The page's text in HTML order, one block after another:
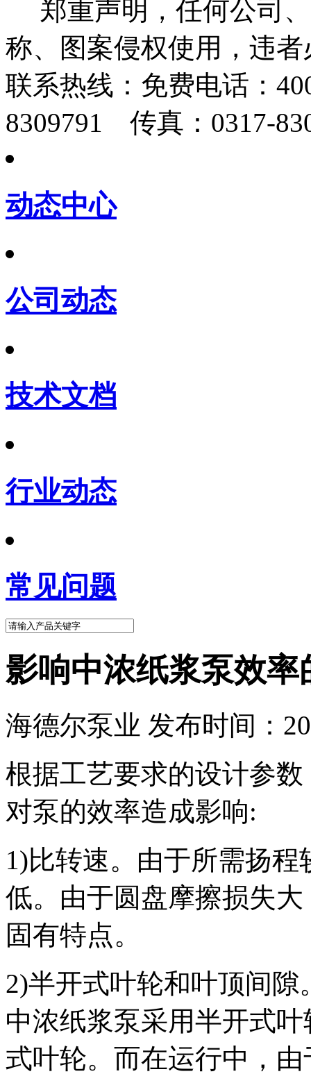
郑重声明，任何公司
称、图案侵权使用，违
联系热线： 免费电话：
8309791 传真：0317-
动态中心
公司动态
技术文档
行业动态
常见问题
影响中浓纸浆泵效率
海德尔泵业 发布时间：
根据工艺要求的设计参
对泵的效率造成影响:
1)比转速。由于所需扬
低。由于圆盘摩擦损失
固有特点。
2)半开式叶轮和叶顶间
中浓纸浆泵采用半开式
式叶轮。而在运行中，